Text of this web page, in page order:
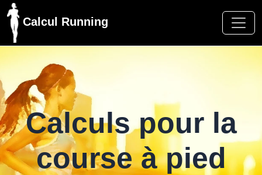
Calcul Running
Calculs pour la
course à pied